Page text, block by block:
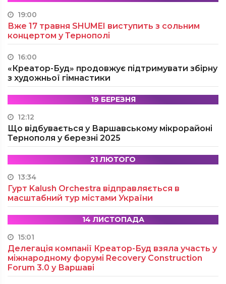
19:00
Вже 17 травня SHUMEI виступить з сольним
концертом у Тернополі
16:00
«Креатор-Буд» продовжує підтримувати збірну
з художньої гімнастики
19 БЕРЕЗНЯ
12:12
Що відбувається у Варшавському мікрорайоні
Тернополя у березні 2025
21 ЛЮТОГО
13:34
Гурт Kalush Orchestra відправляється в
масштабний тур містами України
14 ЛИСТОПАДА
15:01
Делегація компанії Креатор-Буд взяла участь у
міжнародному форумі Recovery Construction
Forum 3.0 у Варшаві